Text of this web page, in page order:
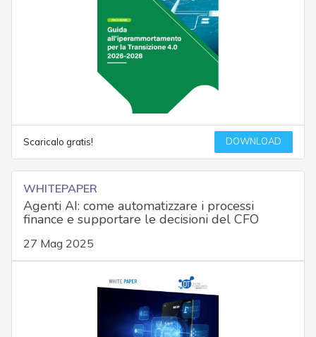
Scaricalo gratis! DOWNLOAD
WHITEPAPER
Agenti AI: come automatizzare i processi
finance e supportare le decisioni del CFO
27 Mag 2025